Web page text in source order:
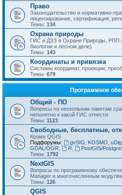
Право
Законодательство и нормативно-
лицензирование, сертификация,
Темы: 134
Охрана природы
ГИС и ДЗЗ в Охране Природы, РПП
биологии и лесном деле)
Темы: 143
Координаты и привязка
Системы координат, проекции,
Темы: 679
Программное
Общий - ПО
Вопросы по нескольким пакетам
непонятно к какой ГИС отнести
Темы: 1123
Свободные, бесплатные,
Кроме QGIS
Подфорумы:
gvSIG, KOSMO, uDig,
GDAL/OGR
R PostGIS/
Темы: 1792
NextGIS
Вопросы по программному
Manager и многочисленным
Темы: 126
QGIS